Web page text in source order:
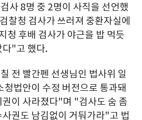
사 8명 중 2명이 사직을 선언했
찰청 검사가 쓰러져 중환자실에
청 후배 검사가 야근을 밥 먹듯
다"고 했다.
전 빨간펜 선생님인 법사위 일
청법안이 수정 버전으로 통과돼
권이 사라졌다"며 "검사도 숨 좀
권도 남김없이 거둬가라"고 법